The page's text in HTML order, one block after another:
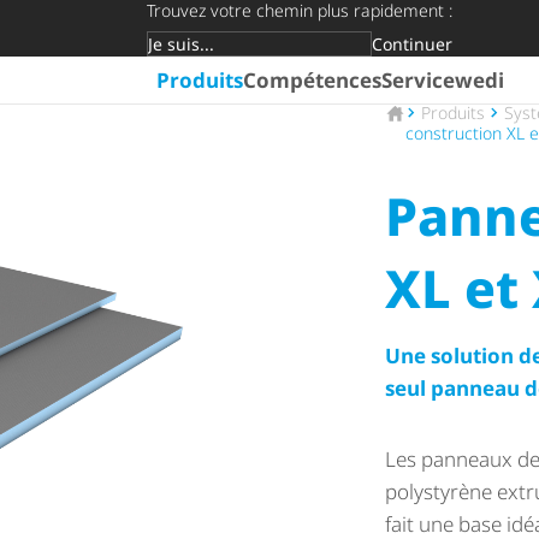
Trouvez votre chemin plus rapidement :
Groupe cible
Continuer
ProduitsCompétencesServicewedi
Vers la page
Produits
construction XL
XL et
Une solution
seul panneau
Les panneaux
polystyrène
fait une base